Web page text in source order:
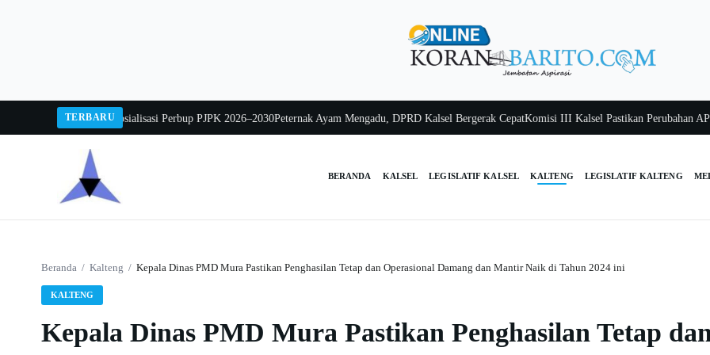
TERBARU
Mintarjo Buka Sosialisasi Perbup PJPK 2026–2030Peternak Ayam Mengadu, DPRD Kalsel Bergerak CepatKomisi III Kalsel Pastikan Perubahan APBD
BERANDA KALSEL LEGISLATIF KALSEL KALTENG LEGISLATIF KALTENG
Beranda / Kalteng / Kepala Dinas PMD Mura Pastikan Penghasilan Tetap dan Operasional Damang dan Mantir Naik di Tahun 2024 ini
KALTENG
Kepala Dinas PMD Mura Pastikan Penghasilan Tetap